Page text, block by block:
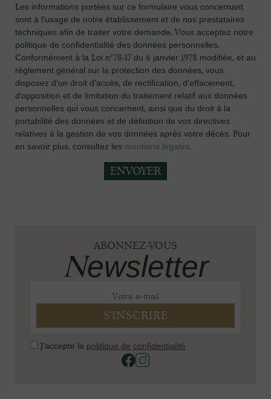
Les informations portées sur ce formulaire vous concernant
sont à l’usage de notre établissement et de nos prestataires
techniques afin de traiter votre demande. Vous acceptez notre
politique de confidentialité des données personnelles.
Conformément à la Loi n°78-17 du 6 janvier 1978 modifiée, et au
règlement général sur la protection des données, vous
disposez d’un droit d’accès, de rectification, d’effacement,
d'opposition et de limitation du traitement relatif aux données
personnelles qui vous concernent, ainsi que du droit à la
portabilité des données et de définition de vos directives
relatives à la gestion de vos données après votre décès. Pour
en savoir plus, consultez les mentions légales.
ABONNEZ-VOUS
Newsletter
J'accepte la politique de confidentialité